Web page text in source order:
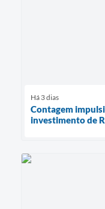
Há 3 dias
Contagem
investimento de